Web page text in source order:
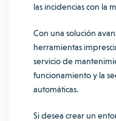
las incidencias con la
Con una solución
herramientas
servicio de
funcionamiento y la
automáticas.
Si desea crear un